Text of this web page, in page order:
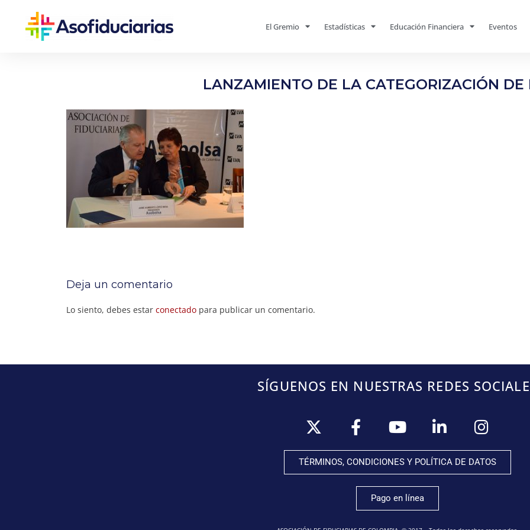
El Gremio Estadísticas Educación Financiera Eventos
LANZAMIENTO DE LA CATEGORIZACIÓN DE
Deja un comentario
Lo siento, debes estar conectado para publicar un comentario.
SÍGUENOS EN NUESTRAS REDES
TÉRMINOS, CONDICIONES Y POLÍTICA DE DATOS
Pago en línea